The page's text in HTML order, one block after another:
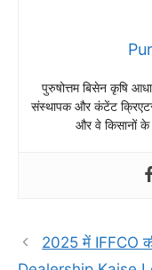
पुरुषोत्तम बिसेन कृषि
संस्थापक और कंटेंट
और वे किसानों
2025 में IFFCO